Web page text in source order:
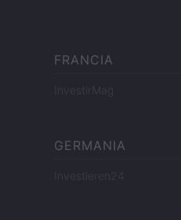
FRANCIA
InvestirMag
GERMANIA
Investieren24